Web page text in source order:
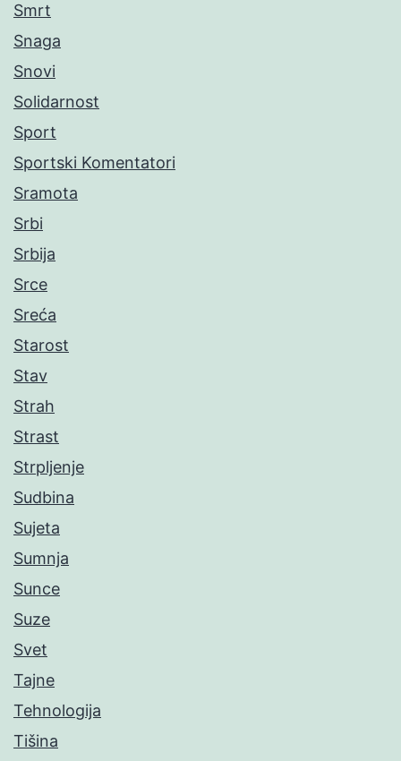
Smrt
Snaga
Snovi
Solidarnost
Sport
Sportski Komentatori
Sramota
Srbi
Srbija
Srce
Sreća
Starost
Stav
Strah
Strast
Strpljenje
Sudbina
Sujeta
Sumnja
Sunce
Suze
Svet
Tajne
Tehnologija
Tišina